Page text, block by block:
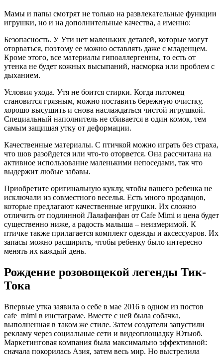
Мамы и папы смотрят не только на развлекательные функции
игрушки, но и на дополнительные качества, а именно:
Безопасность. У Ути нет маленьких деталей, которые могут
оторваться, поэтому ее можно оставлять даже с младенцем.
Кроме этого, все материалы гипоаллергенны, то есть от
утенка не будет кожных высыпаний, насморка или проблем с
дыханием.
Условия ухода. Утя не боится стирки. Когда питомец
становится грязным, можно поставить бережную очистку,
хорошо высушить и снова наслаждаться чистой игрушкой.
Специальный наполнитель не сбивается в один комок, тем
самым защищая утку от деформации.
Качественные материалы. С птичкой можно играть без страха,
что шов разойдется или что-то оторвется. Она рассчитана на
активное использование маленькими непоседами, так что
выдержит любые забавы.
Приобретите оригинальную куклу, чтобы вашего ребенка не
исключали из совместного веселья. Есть много продавцов,
которые предлагают качественные игрушки. Их сложно
отличить от подлинной Лалафанфан от Cafe Mimi и цена будет
существенно ниже, а радость малыша – неизмеримой. К
птичке также прилагается комплект одежды и аксессуаров. Их
запасы можно расширить, чтобы ребенку было интересно
менять их каждый день.
Рождение розовощекой легенды Тик-
Тока
Впервые утка заявила о себе в мае 2016 в одном из постов
cafe_mimi в инстаграме. Вместе с ней была собачка,
выполненная в таком же стиле. Затем создатели запустили
рекламу через социальные сети и видеоплощадку Ютьюб.
Маркетинговая компания была максимально эффективной:
сначала покорилась Азия, затем весь мир. Но выстрелила